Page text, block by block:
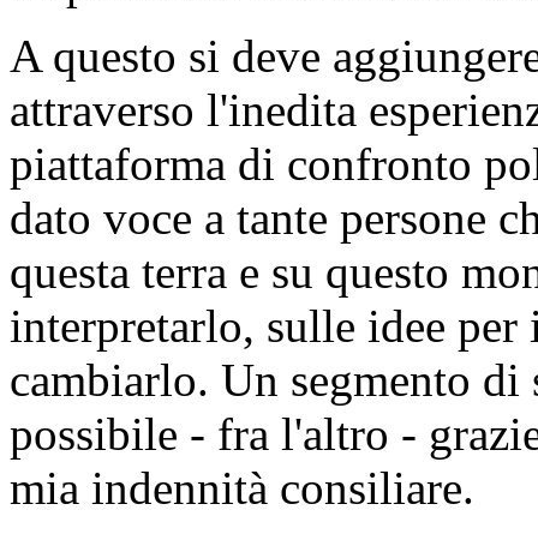
A questo si deve
attraverso l'inedita
piattaforma di confronto
dato voce a tante persone
questa terra e su questo
interpretarlo, sulle idee
cambiarlo. Un segmento
possibile - fra l'altro -
mia indennità consiliare.